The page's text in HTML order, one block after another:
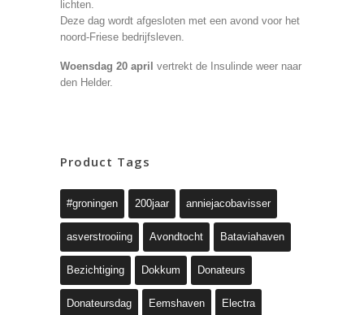
lichten.
Deze dag wordt afgesloten met een avond voor het
noord-Friese bedrijfsleven.
Woensdag 20 april vertrekt de Insulinde weer naar
den Helder.
Product Tags
#groningen 200jaar anniejacobavisser
asverstrooiing Avondtocht Bataviahaven
Bezichtiging Dokkum Donateurs
Donateursdag Eemshaven Electra